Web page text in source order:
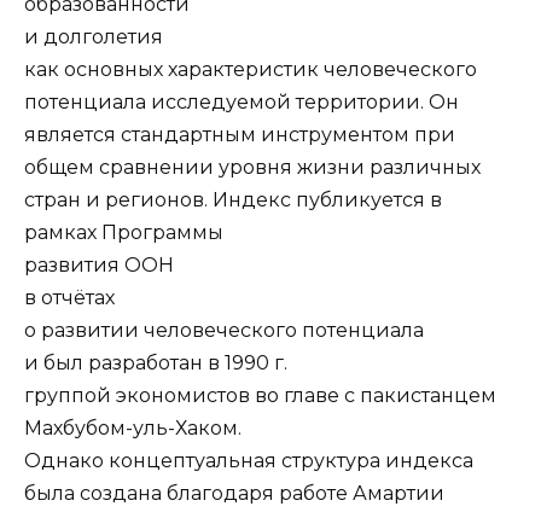
и долголетия
как основных характеристик человеческого
потенциала исследуемой территории. Он
является стандартным инструментом при
общем сравнении уровня жизни различных
стран и регионов. Индекс публикуется в
рамках Программы
развития ООН
в отчётах
о развитии человеческого потенциала
и был разработан в 1990 г.
группой экономистов во главе с пакистанцем
Махбубом-уль-Хаком.
Однако концептуальная структура индекса
была создана благодаря работе Амартии